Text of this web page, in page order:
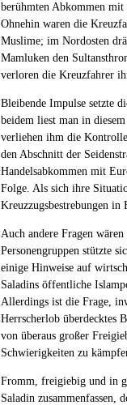
berühmten Abkommen
Ohnehin waren die
Muslime; im Nordosten
Mamluken den
verloren die Kreuzfahrer
Bleibende Impulse setzte
beidem liest man in
verliehen ihm die Kontrolle
den Abschnitt der
Handelsabkommen mit
Folge. Als sich ihre
Kreuzzugsbestrebungen in
Auch andere Fragen
Personengruppen stützte
einige Hinweise auf
Saladins öffentliche
Allerdings ist die Frage,
Herrscherlob überdecktes
von überaus großer
Schwierigkeiten zu
Fromm, freigiebig und in
Saladin zusammenfassen,